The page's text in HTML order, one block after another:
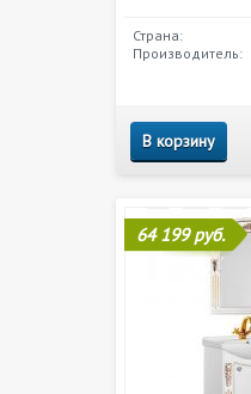
Страна:
Производитель:
В корзину
64 199 руб.